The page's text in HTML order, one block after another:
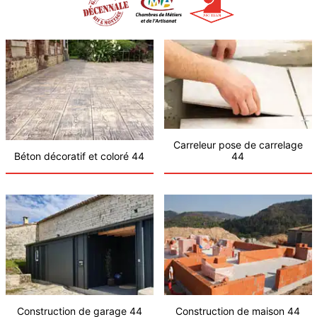
Béton décoratif et coloré 44
Carreleur pose de carrelage
44
Construction de garage 44 Construction de maison 44